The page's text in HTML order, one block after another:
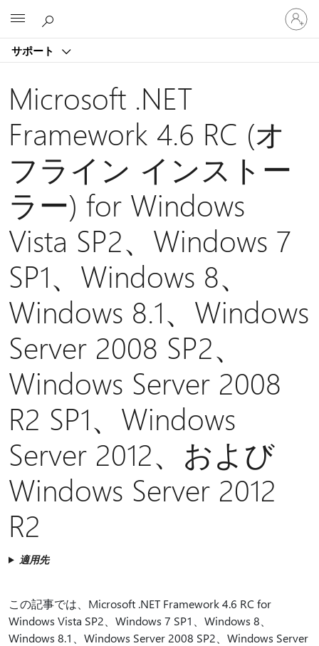
サポート
ア
カ
ウ
ン
す
Microsoft .NET
Framework 4.6 RC (オ
フライン インストー
ラー) for Windows
Vista SP2、Windows 7
SP1、Windows 8、
Windows 8.1、Windows
Server 2008 SP2、
Windows Server 2008
R2 SP1、Windows
Server 2012、および
Windows Server 2012
R2
適用先
この記事では、Microsoft .NET Framework 4.6 RC for
Windows Vista SP2、Windows 7 SP1、Windows 8、
Windows 8.1、Windows Server 2008 SP2、Windows Server